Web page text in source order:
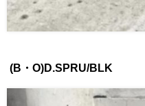
(B・O)D.SPRU/BLK